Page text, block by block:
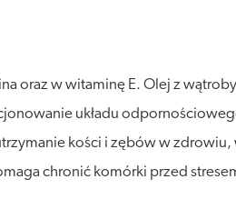
oraz w witaminę E. Olej z
układu
kości i zębów w
chronić komórki przed